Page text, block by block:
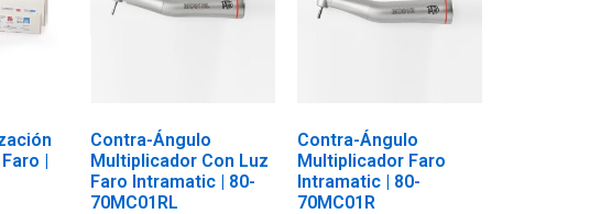
|
Contra-Ángulo
Multiplicador Con Luz
Faro Intramatic | 80-
70MC01RL
Contra-Ángulo
Multiplicador Faro
Intramatic | 80-
70MC01R